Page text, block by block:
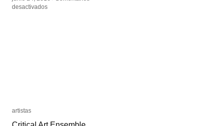
desactivadosen
desactivadosen
artistas
artistas